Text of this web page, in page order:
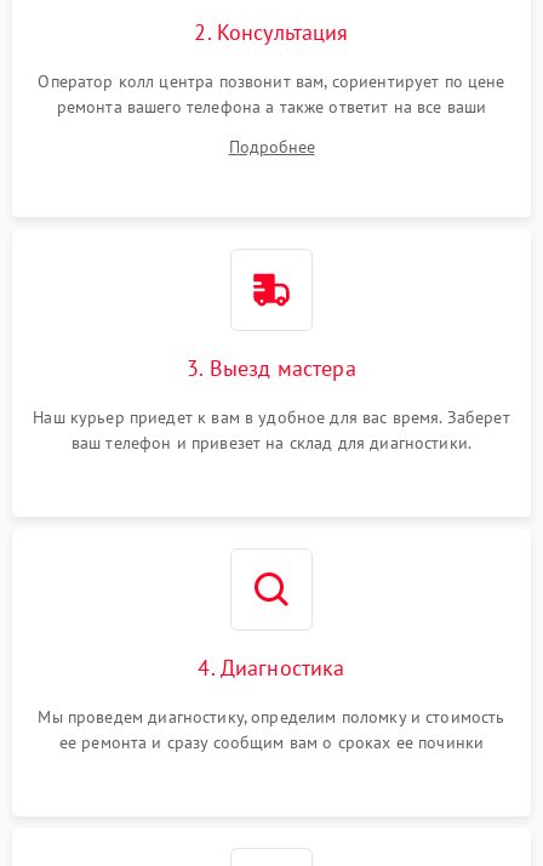
2. Консультация
Оператор колл центра позвонит вам, сориентирует по цене
ремонта вашего телефона а также ответит на все ваши
Подробнее
3. Выезд мастера
Наш курьер приедет к вам в удобное для вас время. Заберет
ваш телефон и привезет на склад для диагностики.
4. Диагностика
Мы проведем диагностику, определим поломку и стоимость
ее ремонта и сразу сообщим вам о сроках ее починки